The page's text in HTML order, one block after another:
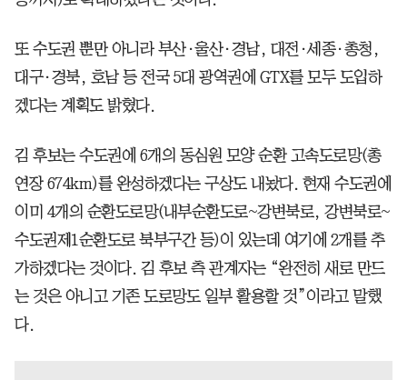
또 수도권 뿐만 아니라 부산·울산·경남, 대전·세종·총청,
대구·경북, 호남 등 전국 5대 광역권에 GTX를 모두 도입하
겠다는 계획도 밝혔다.
김 후보는 수도권에 6개의 동심원 모양 순환 고속도로망(총
연장 674km)를 완성하겠다는 구상도 내놨다. 현재 수도권에
이미 4개의 순환도로망(내부순환도로~강변북로, 강변북로~
수도권제1순환도로 북부구간 등)이 있는데 여기에 2개를 추
가하겠다는 것이다. 김 후보 측 관계자는 “완전히 새로 만드
는 것은 아니고 기존 도로망도 일부 활용할 것”이라고 말했
다.